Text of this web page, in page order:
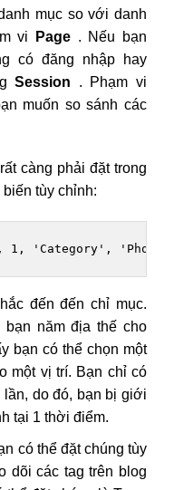
mục so với danh
vi
Page . Nếu bạn
có đăng nhập hay
Session . Phạm vi
muốn so sánh các
càng phải đặt trong
tùy chỉnh:
1, 'Category',
đến đến chỉ mục.
bạn năm địa thế cho
bạn có thể chọn một
một vị trí. Bạn chỉ có
do đó, bạn bị giới
tại 1 thời điểm.
có thể đặt chúng tùy
dõi các tag trên blog